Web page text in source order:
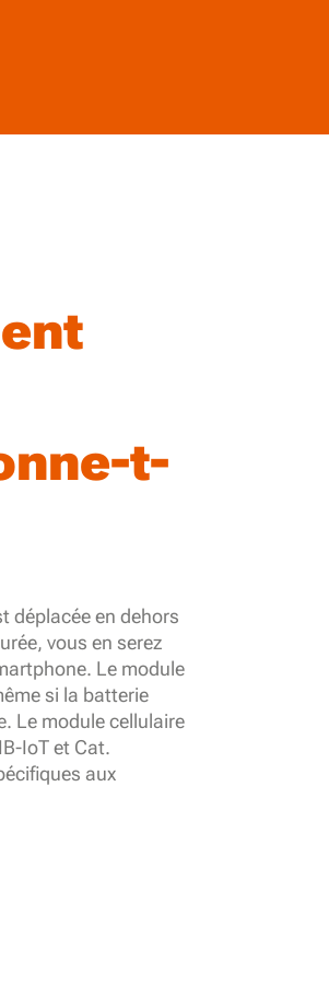
t-
déplacée en dehors
vous en serez
Le module
si la batterie
Le module cellulaire
IoT et Cat.
aux